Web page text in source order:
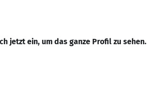
jetzt ein, um das ganze Profil zu sehen.